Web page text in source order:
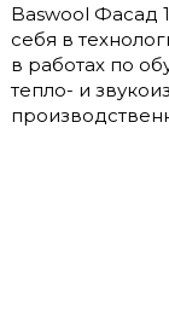
Baswool Фасад
себя в
в работах по
тепло- и